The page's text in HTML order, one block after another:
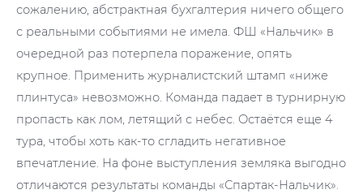
сожалению, абстрактная бухгалтерия ничего общего
с реальными событиями не имела. ФШ «Нальчик» в
очередной раз потерпела поражение, опять
крупное. Применить журналистский штамп «ниже
плинтуса» невозможно. Команда падает в турнирную
пропасть как лом, летящий с небес. Остаётся еще 4
тура, чтобы хоть как-то сгладить негативное
впечатление. На фоне выступления земляка выгодно
отличаются результаты команды «Спартак-Нальчик».